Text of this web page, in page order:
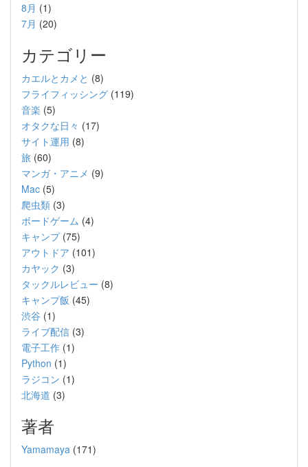
8月 (1)
7月 (20)
カテゴリー
カエルとカメと (8)
フライフィッシング (119)
音楽 (5)
オタクな日々 (17)
サイト運用 (8)
旅 (60)
マンガ・アニメ (9)
Mac (5)
爬虫類 (3)
ボードゲーム (4)
キャンプ(75)
アウトドア (101)
カヤック (3)
タックルレビュー (8)
キャンプ飯 (45)
渋谷 (1)
ライブ配信 (3)
電子工作 (1)
Python (1)
ラジコン (1)
北海道 (3)
著者
Yamamaya (171)